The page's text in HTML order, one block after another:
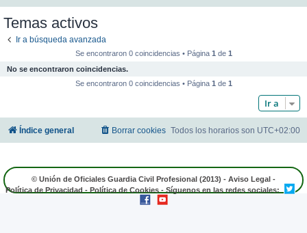
Temas activos
Ir a búsqueda avanzada
Se encontraron 0 coincidencias • Página 1de 1
No se encontraron coincidencias.
Se encontraron 0 coincidencias • Página 1de 1
Ir a
Índice general Todos los horarios son UTC+02:00
Borrar cookies
© Unión de Oficiales Guardia Civil Profesional (2013) - Aviso Legal -
Política de Privacidad-Política de Cookies- Síguenos en las redes sociales: